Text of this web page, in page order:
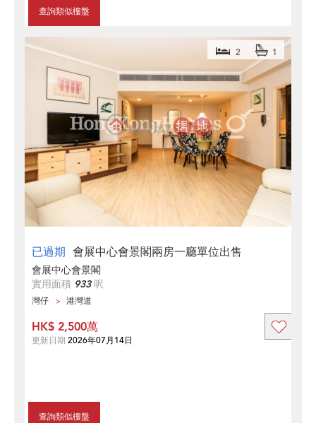
查詢類似樓盤
已過期 會展中心會景閣兩房一廳單位出售
2 1
會展中心會景閣
實用面積 933呎
灣仔 港灣道
查詢類似樓盤
HK$ 2,500萬
更新日期 2026年07月14日